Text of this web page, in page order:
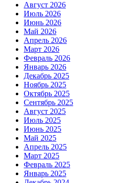
Август 2026
Июль 2026
Июнь 2026
Май 2026
Апрель 2026
Март 2026
Февраль 2026
Январь 2026
Декабрь 2025
Ноябрь 2025
Октябрь 2025
Сентябрь 2025
Август 2025
Июль 2025
Июнь 2025
Май 2025
Апрель 2025
Март 2025
Февраль 2025
Январь 2025